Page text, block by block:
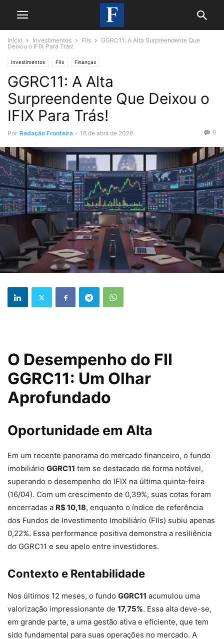
Início Investimentos FIIs
GGRC11: A Alta Surpreendente Que
Deixou o IFIX Para Trás!
Investimentos FIIs Finanças
GGRC11: A Alta
Surpreendente Que Deixou o
IFIX Para Trás!
Por Redação Fronteira - 16 de abril de 2026 0
O Desempenho do FII
GGRC11: Um Olhar
Aprofundado
Oportunidade em Alta
Em um recente panorama do mercado financeiro, o fundo
imobiliário GGRC11 tem se destacado de forma notável,
superando o desempenho do IFIX na última quinta-feira
(16/04). Com um crescimento de 0,39%, suas cotas foram
encerradas a R$ 10,18, enquanto o índice de referência
dos Fundos de Investimento Imobiliário (FIIs) subiu apenas
0,22%. Essa performance positiva demonstra a resiliência
do GGRC11 e seu apelo entre investidores.
Contexto e Rentabilidade
Nos últimos 12 meses, o fundo GGRC11 acumulou uma
valorização impressionante de 17,75%. Essa alta deve-se,
em grande parte, a uma gestão ativa e eficiente, que tem
sido fundamental para suas operações no mercado. A